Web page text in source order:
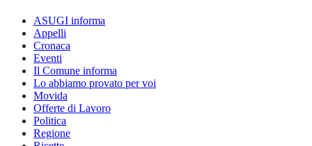
ASUGI informa
Appelli
Cronaca
Eventi
Il Comune informa
Lo abbiamo provato per voi
Movida
Offerte di Lavoro
Politica
Regione